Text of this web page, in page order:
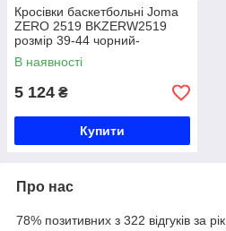
Кросівки баскетбольні Joma
ZERO 2519 BKZERW2519
розмір 39-44 чорний-
фіолетовий Код
BKZERW2519
В наявності
5 124 ₴
Купити
Про нас
78% позитивних з 322 відгуків за рік